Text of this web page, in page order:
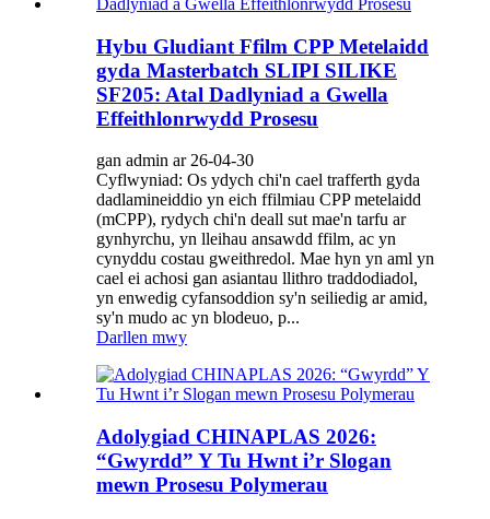
Hybu Gludiant Ffilm CPP Metelaidd
gyda Masterbatch SLIPI SILIKE
SF205: Atal Dadlyniad a Gwella
Effeithlonrwydd Prosesu
gan admin ar 26-04-30
Cyflwyniad: Os ydych chi'n cael trafferth gyda
dadlamineiddio yn eich ffilmiau CPP metelaidd
(mCPP), rydych chi'n deall sut mae'n tarfu ar
gynhyrchu, yn lleihau ansawdd ffilm, ac yn
cynyddu costau gweithredol. Mae hyn yn aml yn
cael ei achosi gan asiantau llithro traddodiadol,
yn enwedig cyfansoddion sy'n seiliedig ar amid,
sy'n mudo ac yn blodeuo, p...
Darllen mwy
Adolygiad CHINAPLAS 2026:
“Gwyrdd” Y Tu Hwnt i’r Slogan
mewn Prosesu Polymerau